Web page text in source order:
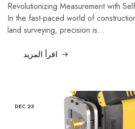
Revolutionizing Measurement with
In the fast-paced world of
land surveying, precision is…
اقرأ المزيد
DEC 23